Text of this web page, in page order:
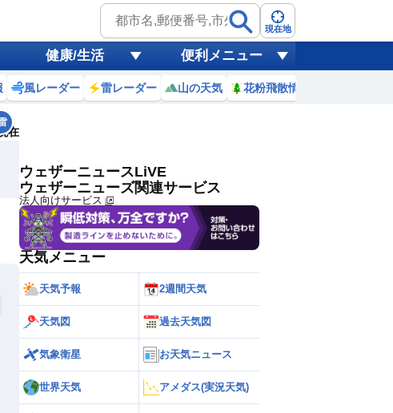
現在地
健康/生活 便利メニュー
風レーダー 雷レーダー 山の天気 花粉飛散情報
在
風
黄砂
天気 台風
ウェザーニュースLiVE
ウェザーニューズ関連サービス
法人向けサービス
天気メニュー
天気予報 2週間天気
天気図 過去天気図
気象衛星 お天気ニュース
世界天気 アメダス(実況天気)